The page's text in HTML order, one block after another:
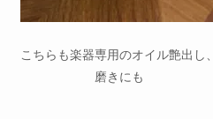
こちらも楽器専用のオイル艶出し、
磨きにも